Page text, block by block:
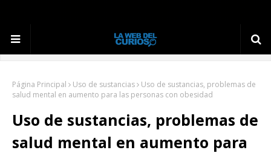
Página Principal Uso de sustancias
Uso de sustancias, problemas de
salud mental en aumento para las personas con obesidad
Uso de sustancias, problemas de
salud mental en aumento para